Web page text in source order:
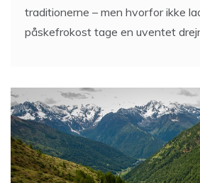
traditionerne – men hvorfor ikke
påskefrokost tage en uventet